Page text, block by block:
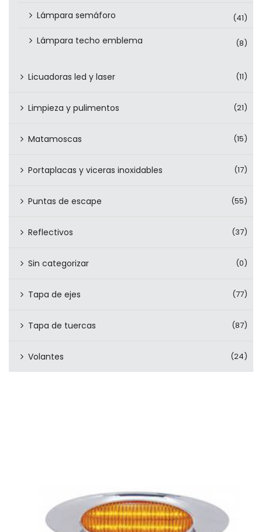
Lámpara semáforo (41)
Lámpara techo emblema (8)
Licuadoras led y laser (11)
Limpieza y pulimentos (21)
Matamoscas (15)
Portaplacas y viceras inoxidables (17)
Puntas de escape (55)
Reflectivos (37)
Sin categorizar (0)
Tapa de ejes (77)
Tapa de tuercas (87)
Volantes (24)